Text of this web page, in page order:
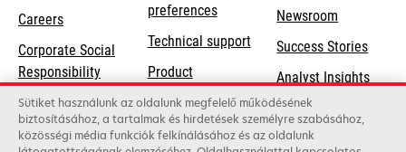
Careers
Corporate Social
Responsibilityopens
a
new
Sustainability
Lexmark Partners
preferences
Technical supportopens
a
new
tab
Product
registration
Find a dealer
Newsroom
Success Stories
Analyst Insights
Sütiket használunk az oldalunk megfelelő működésének
biztosításához, a tartalmak és hirdetések személyre szabásához,
közösségi média funkciók felkínálásához és az oldalunk